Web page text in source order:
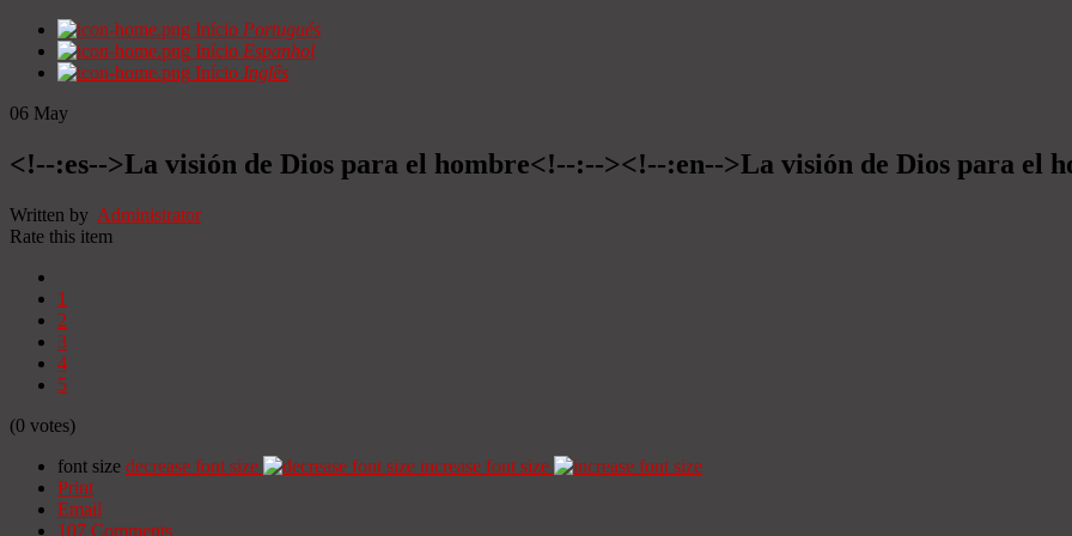
Início Portugués
Início Espanhol
Início Inglês
06 May
<!--:es-->La visión de Dios para el hombre<!--:--><!--:en-->La visión de Dios para el
Written by Administrator
Rate this item
1
2
3
4
5
(0 votes)
font size decrease font size
increase font size
Print
Email
107 Comments